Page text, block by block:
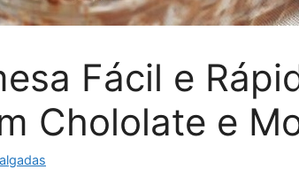
Fácil e
Chololate e